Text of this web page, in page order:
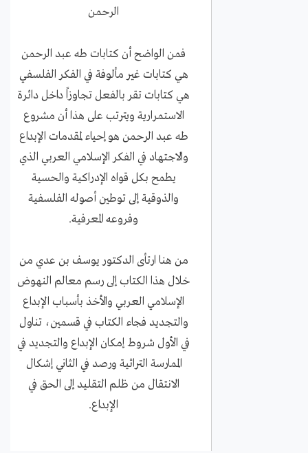
الرحمن
فمن الواضح أن كتابات طه عبد الرحمن
هي كتابات غير مألوفة في الفكر الفلسفي
هي كتابات تقر بالفعل تجاوزاً داخل دائرة
الاستمرارية ويترتب على هذا أن مشروع
طه عبد الرحمن هو إحياء لمقدمات الإبداع
والاجتهاد في الفكر الإسلامي العربي الذي
يطمح بكل قواه الإدراكية والحسية
والذوقية إلى توطين أصوله الفلسفية
وفروعه المعرفية.
من هنا ارتأى الدكتور يوسف بن عدي من
خلال هذا الكتاب إلى رسم معالم النهوض
الإسلامي العربي والأخذ بأسباب الإبداع
والتجديد فجاء الكتاب في قسمين، تناول
في الأول شروط إمكان الإبداع والتجديد في
الممارسة التراثية ورصد في الثاني إشكال
الانتقال من ظلم التقليد إلى الحق في
الإبداع.